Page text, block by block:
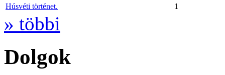
Húsvéti történet.
1
» többi
Dolgok